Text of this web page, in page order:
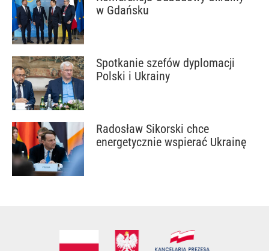
w Gdańsku
Spotkanie szefów dyplomacji
Polski i Ukrainy
Radosław Sikorski chce
energetycznie wspierać Ukrainę